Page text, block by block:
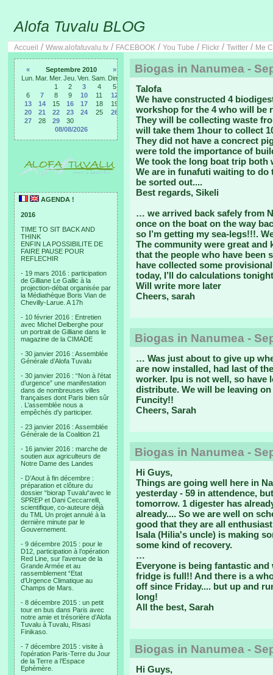
Alofa Tuvalu BLOG
Accueil / Www.alofatuvalu.tv / FACEBOOK / You Tube / Flickr / Twitter / Me
« Septembre 2010
»
Lun. Mar. Mer. Jeu. Ven. Sam. Dim.
1
2 3 4
5
6
7 8 9 10 11
12
13
14 15 16 17 18
19
20
21 22 23 24 25
26
27
28 29
30
08/08/2026
AGENDA !
2016
TIME TO SIT BACK AND
THINK
ENFIN LA POSSIBILITE DE
FAIRE PAUSE POUR
REFLECHIR
- 19 mars 2016 : participation
de Gilliane Le Gallic à la
projection-débat organisée par
la Médiathèque Boris Vian de
Chevilly-Larue. A 17h
- 10 février 2016 : Entretien
avec Michel Delberghe pour
un portrait de Gilliane dans le
magazine de la CIMADE
- 30 janvier 2016 : Assemblée
Générale d’Alofa Tuvalu
- 30 janvier 2016 : “Non à l’état
d’urgence” une manifestation
dans de nombreuses villes
françaises dont Paris bien sûr
. L’assemblée nous a
empêchés d’y participer.
- 23 janvier 2016 : Assemblée
Générale de la Coalition 21
- 16 janvier 2016 : marche de
soutien aux agriculteurs de
Notre Dame des Landes
- D’Aout à fin décembre :
préparation et clôture du
dossier “biorap Tuvalu“avec le
SPREP et Dani Ceccarrelli,
scientifique, co-auteure déjà
du TML Un projet annulé à la
dernière minute par le
Gouvernement.
- 9 décembre 2015 : pour le
D12, participation à l’opération
Red Line, sur l’avenue de la
Grande Armée et au
rassemblement “Etat
d’Urgence Climatique au
Champs de Mars.
- 8 décembre 2015 : un petit
tour en bus dans Paris avec
notre amie et trésorière d’Alofa
Tuvalu à Tuvalu, Risasi
Finikaso.
- 7 décembre 2015 : visite à
l’opération Paris-Terre du Jour
de la Terre a l’Espace
Ephémère.
Biogas in Nanumea -
Talofa
We have constructed 4
workshop for the 4 who will be
They will be collecting waste
will take them 1hour to collect
They did not have a concrect
were told the importance of
We took the long boat trip both
We are in funafuti waiting to
be sorted out....
Best regards, Sikeli
… we arrived back safely from
once on the boat on the way
so I’m getting my sea-legs!!!.
The community were great
that the people who have been
have collected some
today, I’ll do calculations
Will write more later
Cheers, sarah
Biogas in Nanumea -
… Was just about to give up
are now installed, had last of
worker. Ipu is not well, so have
distribute. We will be leaving
Funcity!!
Cheers, Sarah
Biogas in Nanumea -
Hi Guys,
Things are going well here in
yesterday - 59 in attendence,
tomorrow. 1 digester has
already.... So we are well on
good that they are all
Isala (Hilia's uncle) is making
some kind of recovery.
…
Everyone is being fantastic
fridge is full!! And there is a
off since Friday.... but up and
long!
All the best, Sarah
Biogas in Nanumea -
Hi Guys,